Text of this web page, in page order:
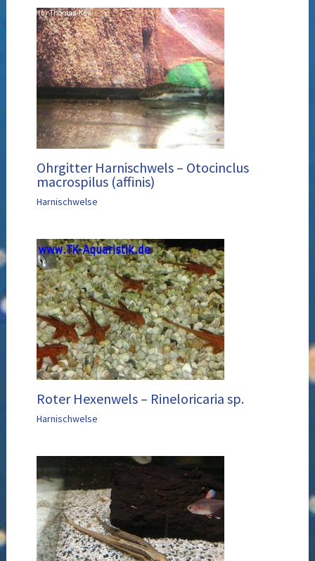
Ohrgitter Harnischwels – Otocinclus
macrospilus (affinis)
Harnischwelse
Roter Hexenwels – Rineloricaria sp.
Harnischwelse